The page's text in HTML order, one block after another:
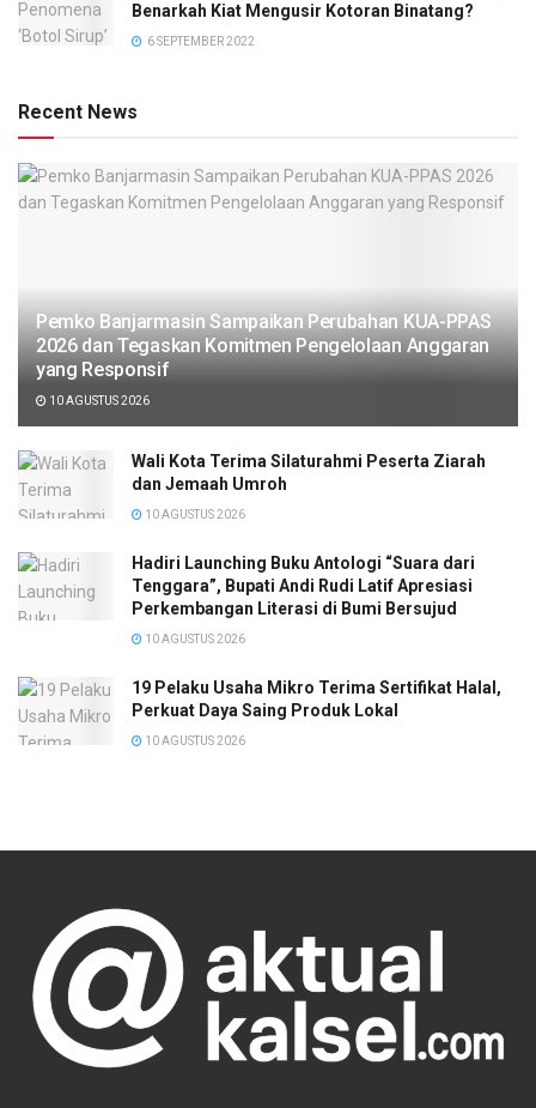
Benarkah Kiat Mengusir Kotoran Binatang?
6 SEPTEMBER 2022
Recent News
Pemko Banjarmasin Sampaikan Perubahan KUA-PPAS
2026 dan Tegaskan Komitmen Pengelolaan Anggaran
yang Responsif
10 AGUSTUS 2026
Wali Kota Terima Silaturahmi Peserta Ziarah
dan Jemaah Umroh
10 AGUSTUS 2026
Hadiri Launching Buku Antologi “Suara dari
Tenggara”, Bupati Andi Rudi Latif Apresiasi
Perkembangan Literasi di Bumi Bersujud
10 AGUSTUS 2026
19 Pelaku Usaha Mikro Terima Sertifikat Halal,
Perkuat Daya Saing Produk Lokal
10 AGUSTUS 2026